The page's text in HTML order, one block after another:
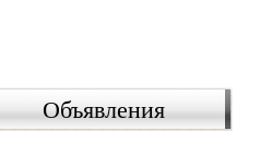
Объявления